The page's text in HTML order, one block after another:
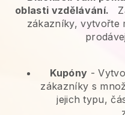
oblasti vzdělávání.
zákazníky, vytvořte
Kupóny -
zákazníky s
jejich typu,